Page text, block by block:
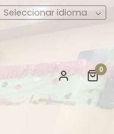
Seleccionar idioma
0